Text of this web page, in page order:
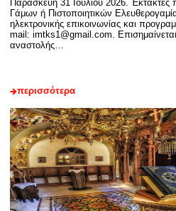
Παρασκευή 31 Ιουλίου 2026. Έκτακτες
Γάμων ή Πιστοποιητικών
ηλεκτρονικής επικοινωνίας και
mail: imtks1@gmail.com.
αναστολής…
περισσότερα